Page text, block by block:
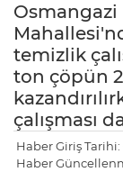
Osmangazi
temizlik
ton çöpün
çalışması
Haber Giriş Tarihi:
Haber